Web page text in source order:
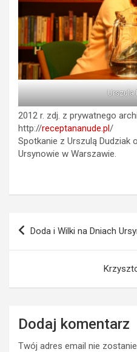
Urszula
2012 r. zdj. z prywatnego
http://receptananude.pl/
Spotkanie z Urszulą Dudziak
Ursynowie w Warszawie.
Nawigacja
Doda i Wilki na Dniach
Dodaj komentarz
Twój adres email nie